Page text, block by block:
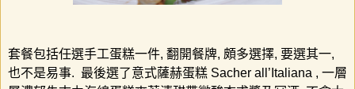
套餐包括任選手工蛋糕一件, 翻開餐牌, 頗多選擇, 要選其一,
也不是易事. 最後選了意式薩赫蛋糕 Sacher all’Italiana , 一層